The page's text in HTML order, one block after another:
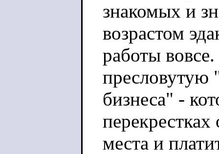
знакомых и
возрастом
работы
пресловутую
бизнеса" -
перекрестках
места и